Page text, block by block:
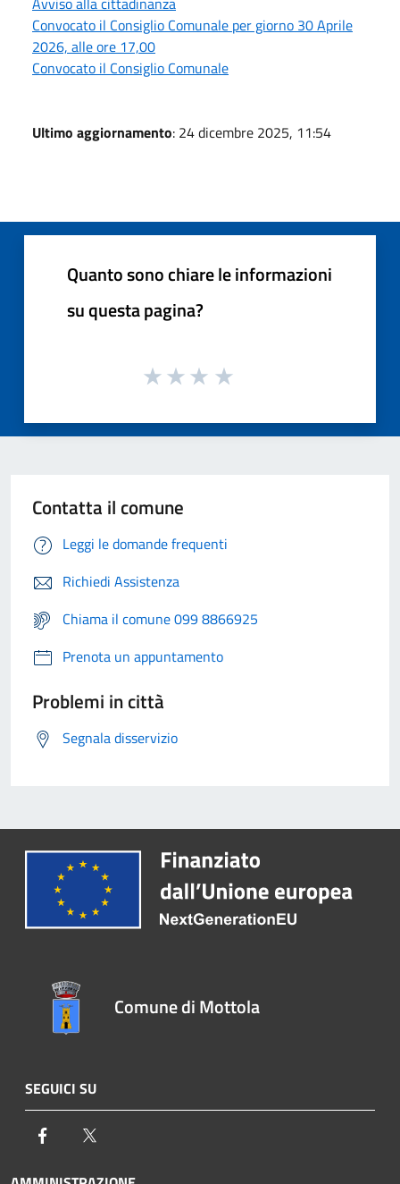
Convocato il Consiglio Comunale per giorno 30 Aprile
2026, alle ore 17,00
Convocato il Consiglio Comunale
Ultimo aggiornamento: 24 dicembre 2025, 11:54
Quanto sono chiare le informazioni
su questa pagina?
Contatta il comune
Leggi le domande frequenti
Richiedi Assistenza
Chiama il comune 099 8866925
Prenota un appuntamento
Problemi in città
Segnala disservizio
Comune di Mottola
SEGUICI SU
Facebook